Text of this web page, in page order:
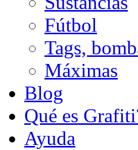
Fútbol
Tags,
Máximas
Blog
Qué es
Ayuda